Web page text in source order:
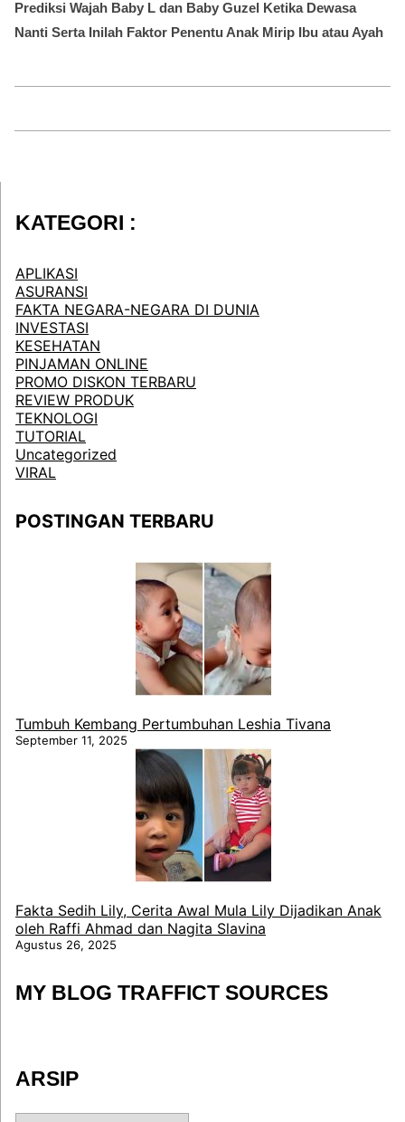
Prediksi Wajah Baby L dan Baby Guzel Ketika Dewasa
Nanti Serta Inilah Faktor Penentu Anak Mirip Ibu atau Ayah
KATEGORI :
APLIKASI
ASURANSI
FAKTA NEGARA-NEGARA DI DUNIA
INVESTASI
KESEHATAN
PINJAMAN ONLINE
PROMO DISKON TERBARU
REVIEW PRODUK
TEKNOLOGI
TUTORIAL
Uncategorized
VIRAL
POSTINGAN TERBARU
Tumbuh Kembang Pertumbuhan Leshia Tivana
September 11, 2025
Fakta Sedih Lily, Cerita Awal Mula Lily Dijadikan Anak
oleh Raffi Ahmad dan Nagita Slavina
Agustus 26, 2025
MY BLOG TRAFFICT SOURCES
ARSIP
ARSIP